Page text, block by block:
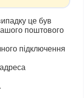
це був
поштового
підключення